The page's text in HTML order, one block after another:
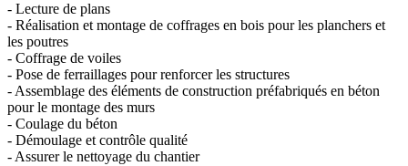
- Lecture de plans
- Réalisation et montage de coffrages en bois pour les planchers et
les poutres
- Coffrage de voiles
- Pose de ferraillages pour renforcer les structures
- Assemblage des éléments de construction préfabriqués en béton
pour le montage des murs
- Coulage du béton
- Démoulage et contrôle qualité
- Assurer le nettoyage du chantier